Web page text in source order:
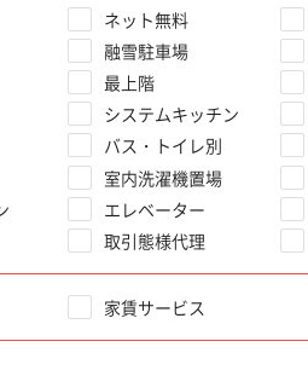
ネット無料
融雪駐車場
最上階
システムキッチン
バス・トイレ別
室内洗濯機置場
エレベーター
取引態様代理
家賃サービス